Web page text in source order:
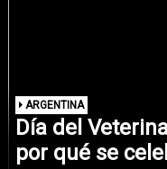
ARGENTINA
Día del
por qué se